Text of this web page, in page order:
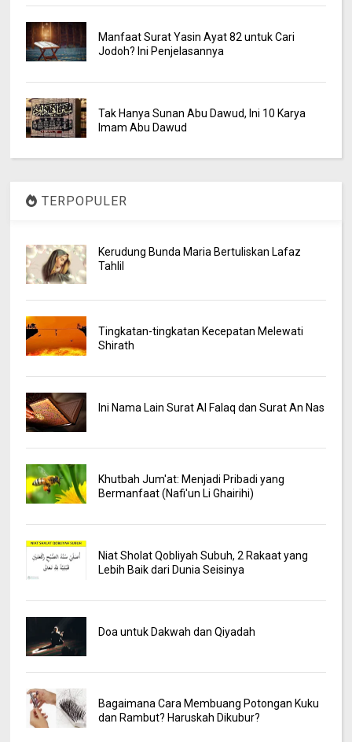
Manfaat Surat Yasin Ayat 82 untuk Cari
Jodoh? Ini Penjelasannya
Tak Hanya Sunan Abu Dawud, Ini 10 Karya
Imam Abu Dawud
TERPOPULER
Kerudung Bunda Maria Bertuliskan Lafaz
Tahlil
Tingkatan-tingkatan Kecepatan Melewati
Shirath
Ini Nama Lain Surat Al Falaq dan Surat An Nas
Khutbah Jum'at: Menjadi Pribadi yang
Bermanfaat (Nafi'un Li Ghairihi)
Niat Sholat Qobliyah Subuh, 2 Rakaat yang
Lebih Baik dari Dunia Seisinya
Doa untuk Dakwah dan Qiyadah
Bagaimana Cara Membuang Potongan Kuku
dan Rambut? Haruskah Dikubur?